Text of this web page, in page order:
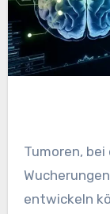
Tumoren, bei denen es sich um abnormale
entwickeln